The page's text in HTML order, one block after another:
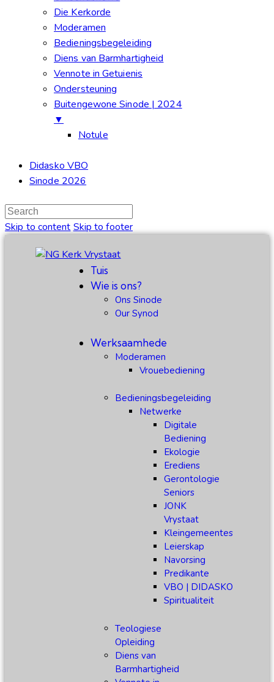
Die Kerkorde
Moderamen
Bedieningsbegeleiding
Diens van Barmhartigheid
Vennote in Getuienis
Ondersteuning
Buitengewone Sinode | 2024
▼
Notule
Didasko VBO
Sinode 2026
Skip to content Skip to footer
Tuis
Wie is ons?
Ons Sinode
Our Synod
Werksaamhede
Moderamen
Vrouebediening
Bedieningsbegeleiding
Netwerke
Digitale
Bediening
Ekologie
Erediens
Gerontologie
Seniors
JONK
Vrystaat
Kleingemeentes
Leierskap
Navorsing
Predikante
VBO | DIDASKO
Spiritualiteit
Teologiese
Opleiding
Diens van
Barmhartigheid